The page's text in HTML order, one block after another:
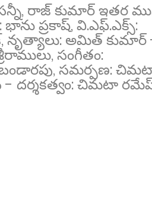
సన్నీ, రాజ్ కుమార్ ఇతర
ప్రకాష్, వి.ఎఫ్.ఎక్స్:
నృత్యాలు: అమిత్ కుమార్
సంగీతం:
సమర్పణ:
- దర్శకత్వం: చిమటా